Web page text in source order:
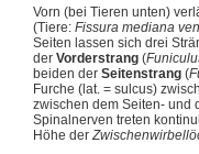
Vorn (bei Tieren unten)
(Tiere: Fissura mediana
Seiten lassen sich drei
der Vorderstrang (
beiden der Seitenstrang (
Furche (lat. = sulcus)
zwischen dem Seiten- und
Spinalnerven treten
Höhe der